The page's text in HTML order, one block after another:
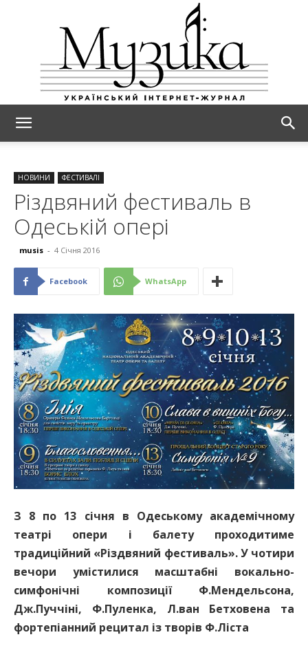
НОВИНИ ФЕСТИВАЛІ
Різдвяний фестиваль в
Одеській опері
musis - 4 Січня 2016
Facebook WhatsApp
З 8 по 13 січня в Одеському академічному
театрі опери і балету проходитиме
традиційний «Різдвяний фестиваль». У чотири
вечори умістилися масштабні вокально-
симфонічні композиції Ф.Мендельсона,
Дж.Пуччіні, Ф.Пуленка, Л.ван Бетховена та
фортепіанний рецитал із творів Ф.Ліста